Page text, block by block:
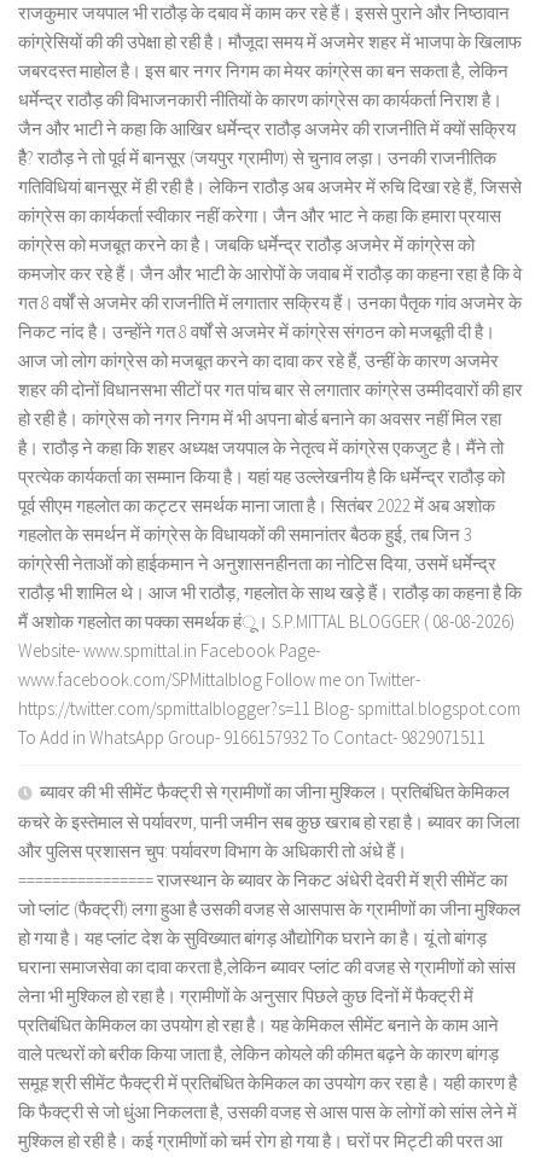
राजकुमार जयपाल भी राठौड़ के दबाव में काम कर रहे हैं। इससे पुराने और निष्ठावान
कांग्रेसियों की की उपेक्षा हो रही है। मौजूदा समय में अजमेर शहर में भाजपा के खिलाफ
जबरदस्त माहोल है। इस बार नगर निगम का मेयर कांग्रेस का बन सकता है, लेकिन
धर्मेन्द्र राठौड़ की विभाजनकारी नीतियों के कारण कांग्रेस का कार्यकर्ता निराश है।
जैन और भाटी ने कहा कि आखिर धर्मेन्द्र राठौड़ अजमेर की राजनीति में क्यों सक्रिय
हैै? राठौड़ ने तो पूर्व में बानसूर (जयपुर ग्रामीण) से चुनाव लड़ा। उनकी राजनीतिक
गतिविधियां बानसूर में ही रही है। लेकिन राठौड़ अब अजमेर में रुचि दिखा रहे हैं, जिससे
कांग्रेस का कार्यकर्ता स्वीकार नहीं करेगा। जैन और भाट ने कहा कि हमारा प्रयास
कांग्रेस को मजबूत करने का है। जबकि धर्मेन्द्र राठौड़ अजमेर में कांग्रेस को
कमजोर कर रहे हैं। जैन और भाटी के आरोपों के जवाब में राठौड़ का कहना रहा है कि वे
गत 8 वर्षों से अजमेर की राजनीति में लगातार सक्रिय हैं। उनका पैतृक गांव अजमेर के
निकट नांद है। उन्होंने गत 8 वर्षों से अजमेर में कांग्रेस संगठन को मजबूती दी है।
आज जो लोग कांग्रेस को मजबूत करने का दावा कर रहे हैं, उन्हीं के कारण अजमेर
शहर की दोनों विधानसभा सीटों पर गत पांच बार से लगातार कांग्रेस उम्मीदवारों की हार
हो रही है। कांग्रेस को नगर निगम में भी अपना बोर्ड बनाने का अवसर नहीं मिल रहा
है। राठौड़ ने कहा कि शहर अध्यक्ष जयपाल के नेतृत्व में कांग्रेस एकजुट है। मैंने तो
प्रत्येक कार्यकर्ता का सम्मान किया है। यहां यह उल्लेखनीय है कि धर्मेन्द्र राठौड़ को
पूर्व सीएम गहलोत का कट्टर समर्थक माना जाता है। सितंबर 2022 में अब अशोक
गहलोत के समर्थन में कांग्रेस के विधायकों की समानांतर बैठक हुई, तब जिन 3
कांग्रेसी नेताओं को हाईकमान ने अनुशासनहीनता का नोटिस दिया, उसमें धर्मेन्द्र
राठौड़ भी शामिल थे। आज भी राठौड़, गहलोत के साथ खड़े हैं। राठौड़ का कहना है कि
मैं अशोक गहलोत का पक्का समर्थक हंू। S.P.MITTAL BLOGGER ( 08-08-2026)
Website- www.spmittal.in Facebook Page-
www.facebook.com/SPMittalblog Follow me on Twitter-
https://twitter.com/spmittalblogger?s=11 Blog- spmittal.blogspot.com
To Add in WhatsApp Group- 9166157932 To Contact- 9829071511
ब्यावर की भी सीमेंट फैक्ट्री से ग्रामीणों का जीना मुश्किल। प्रतिबंधित केमिकल
कचरे के इस्तेमाल से पर्यावरण, पानी जमीन सब कुछ खराब हो रहा है। ब्यावर का जिला
और पुलिस प्रशासन चुप: पर्यावरण विभाग के अधिकारी तो अंधे हैं।
================ राजस्थान के ब्यावर के निकट अंधेरी देवरी में श्री सीमेंट का
जो प्लांट (फैक्ट्री) लगा हुआ है उसकी वजह से आसपास के ग्रामीणों का जीना मुश्किल
हो गया है। यह प्लांट देश के सुविख्यात बांगड़ औद्योगिक घराने का है। यूं तो बांगड़
घराना समाजसेवा का दावा करता है,लेकिन ब्यावर प्लांट की वजह से ग्रामीणों को सांस
लेना भी मुश्किल हो रहा है। ग्रामीणों के अनुसार पिछले कुछ दिनों में फैक्ट्री में
प्रतिबंधित केमिकल का उपयोग हो रहा है। यह केमिकल सीमेंट बनाने के काम आने
वाले पत्थरों को बरीक किया जाता है, लेकिन कोयले की कीमत बढ़ने के कारण बांगड़
समूह श्री सीमेंट फैक्ट्री में प्रतिबंधित केमिकल का उपयोग कर रहा है। यही कारण है
कि फैक्ट्री से जो धुंआ निकलता है, उसकी वजह से आस पास के लोगों को सांस लेने में
मुश्किल हो रही है। कई ग्रामीणों को चर्म रोग हो गया है। घरों पर मिट्टी की परत आ